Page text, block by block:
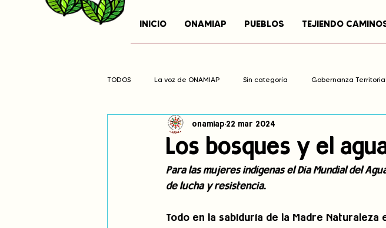
INICIO ONAMIAP PUEBLOS TEJIENDO
TODOS La voz de ONAMIAP Sin categoría Gobernanza Territorial
Cambio climático Navegador indígena
Pronunciamientos Observatorio de consulta previa
jóvenes indígenas Incidencias incidencia PNPI
Los bosques y el
onamiap 22 mar 2024
Para las mujeres indígenas el Día Mundial del
de lucha y resistencia.
Todo en la sabiduría de la Madre